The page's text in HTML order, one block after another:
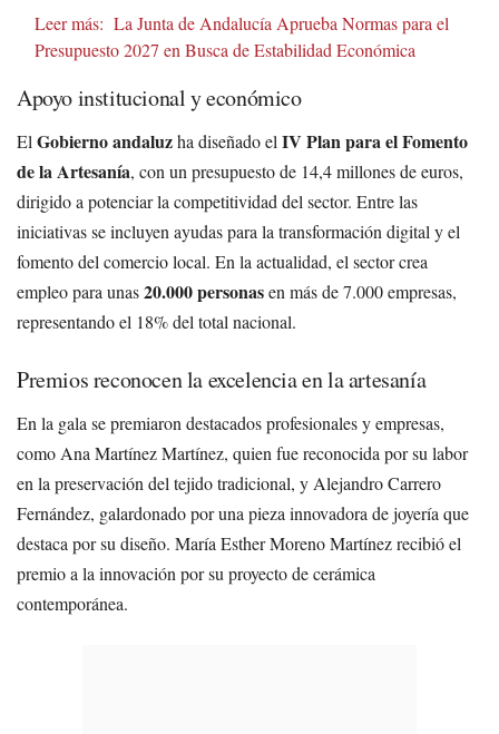
Leer más: La Junta de Andalucía Aprueba Normas para el
Presupuesto 2027 en Busca de Estabilidad Económica
Apoyo institucional y económico
El Gobierno andaluzha diseñado el IV Plan para el Fomento
de la Artesanía, con un presupuesto de 14,4 millones de euros,
dirigido a potenciar la competitividad del sector. Entre las
iniciativas se incluyen ayudas para la transformación digital y el
fomento del comercio local. En la actualidad, el sector crea
empleo para unas20.000 personasen más de 7.000 empresas,
representando el 18% del total nacional.
Premios reconocen la excelencia en la artesanía
En la gala se premiaron destacados profesionales y empresas,
como Ana Martínez Martínez, quien fue reconocida por su labor
en la preservación del tejido tradicional, y Alejandro Carrero
Fernández, galardonado por una pieza innovadora de joyería que
destaca por su diseño. María Esther Moreno Martínez recibió el
premio a la innovación por su proyecto de cerámica
contemporánea.